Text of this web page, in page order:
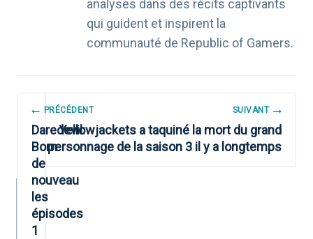
analyses dans des récits captivants
qui guident et inspirent la
communauté de Republic of Gamers.
NAVIGATION
DE
L’ARTICLE
PRÉCÉDENT
Daredevil:
Born
de
nouveau
les
épisodes
1
SUIVANT
Yellowjackets a taquiné la mort du grand
personnage de la saison 3 il y a longtemps